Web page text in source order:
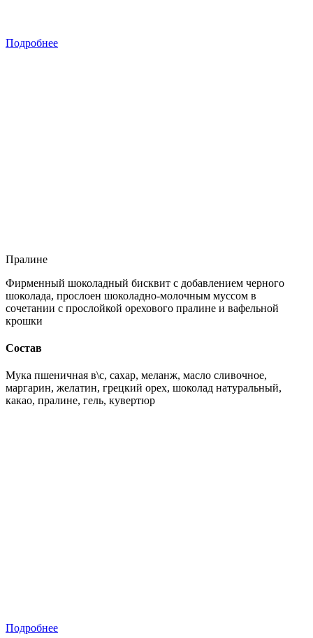
Подробнее
Пралине
Фирменный шоколадный бисквит с добавлением черного
шоколада, прослоен шоколадно-молочным муссом в
сочетании с прослойкой орехового пралине и вафельной
крошки
Состав
Мука пшеничная в\с, сахар, меланж, масло сливочное,
маргарин, желатин, грецкий орех, шоколад натуральный,
какао, пралине, гель, кувертюр
Подробнее